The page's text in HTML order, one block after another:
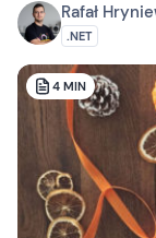
Rafał
.NET
4 MIN